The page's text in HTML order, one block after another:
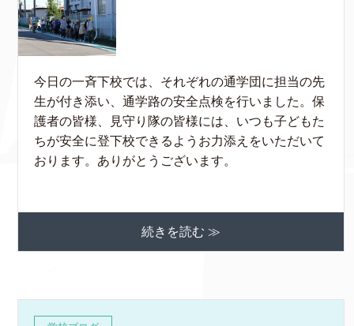
今日の一斉下校では、それぞれの通学団に担当の先
生が付き添い、通学路の安全点検を行いました。保
護者の皆様、見守り隊の皆様には、いつも子どもた
ちが安全に登下校できるようお力添えをいただいて
おります。ありがとうございます。
続きを読む ≫